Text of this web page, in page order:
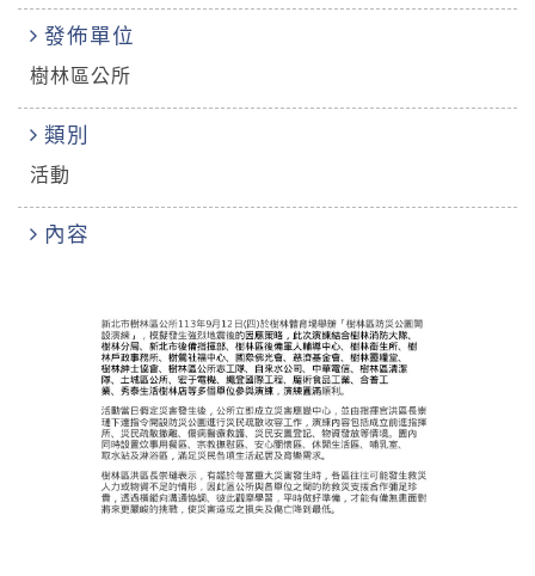
發佈單位
樹林區公所
類別
活動
內容